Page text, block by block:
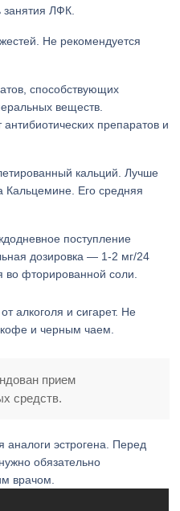
занятия ЛФК.
Не рекомендуется
способствующих
веществ.
препаратов и
кальций. Лучше
Кальцемине. Его средняя
поступление
дозировка — 1-2 мг/24
во фторированной соли.
алкоголя и сигарет. Не
кофе и черным чаем.
прием
средств.
аналоги эстрогена. Перед
обязательно
врачом.